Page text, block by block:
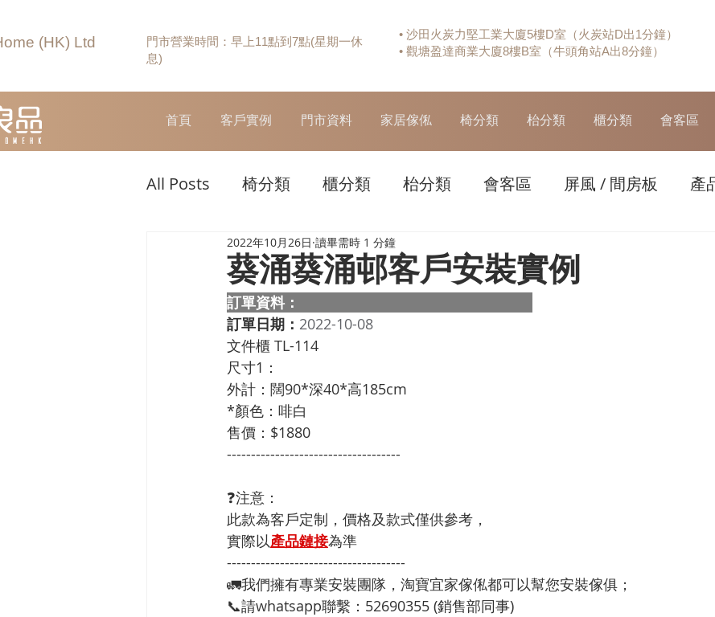
(HK) Ltd
門市營業時間：早上11點到7點(星期一休
息)
• 沙田火炭力堅工業大廈5樓D室（火炭站D出1分鐘）
• 觀塘盈達商業大廈8樓B室（牛頭角站A出8分鐘）
首頁 客戶實例 門市資料 家居傢俬 椅分類 枱分類 櫃分類 會客區
All Posts 椅分類 櫃分類 枱分類 會客區 屏風 / 間房板 產
葵涌葵涌邨客戶安裝實例
2022年10月26日 讀畢需時 1 分鐘
訂單資料：
訂單日期： 2022-10-08
文件櫃 TL-114
尺寸1：
外計：闊90*深40*高185cm
*顏色：啡白
售價：$1880
------------------------------------
❓注意：
此款為客戶定制，價格及款式僅供參考，
實際以產品鏈接為準
-------------------------------------
🚛我們擁有專業安裝團隊，淘寶宜家傢俬都可以幫您安裝傢俱；
📞請whatsapp聯繫：52690355 (銷售部同事)